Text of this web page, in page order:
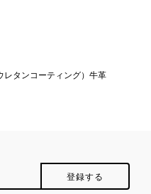
タンコーティング）牛革
登録する